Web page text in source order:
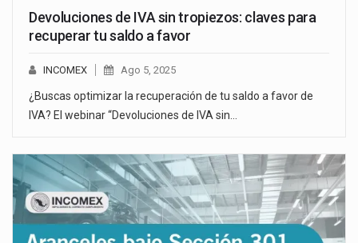
Devoluciones de IVA sin tropiezos: claves para
recuperar tu saldo a favor
INCOMEX Ago 5, 2025
¿Buscas optimizar la recuperación de tu saldo a favor de
IVA? El webinar “Devoluciones de IVA sin…